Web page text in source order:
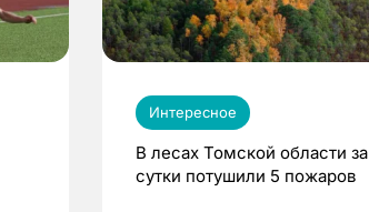
Интересное
В лесах Томской области за
сутки потушили 5 пожаров